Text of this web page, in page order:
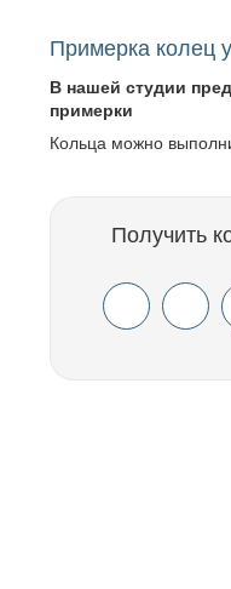
Примерка колец
В нашей студии
примерки
Кольца можно
Получить